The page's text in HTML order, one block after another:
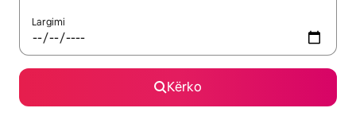
Largimi
Kërko